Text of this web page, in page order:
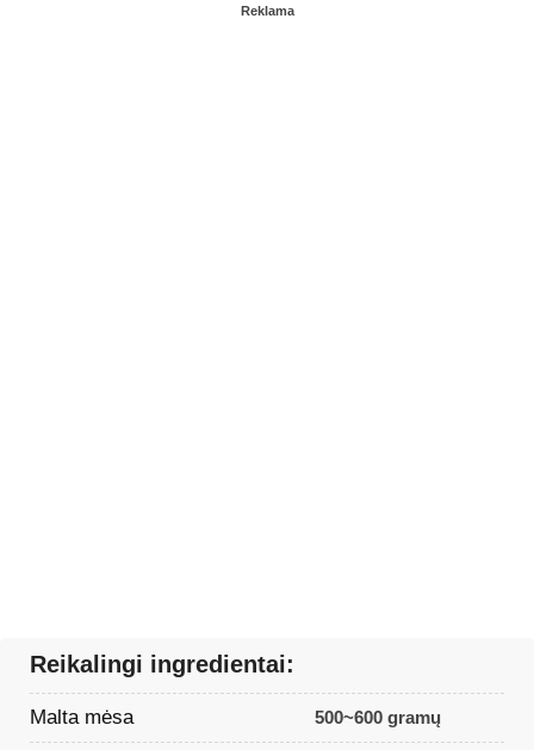
Reklama
Reikalingi ingredientai:
Malta mėsa 500~600 gramų